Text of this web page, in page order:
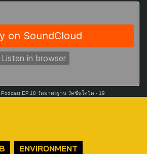
Podcast EP.18 วัดมาตรฐาน วัคซีนโควิด - 19
ENVIRONMENT